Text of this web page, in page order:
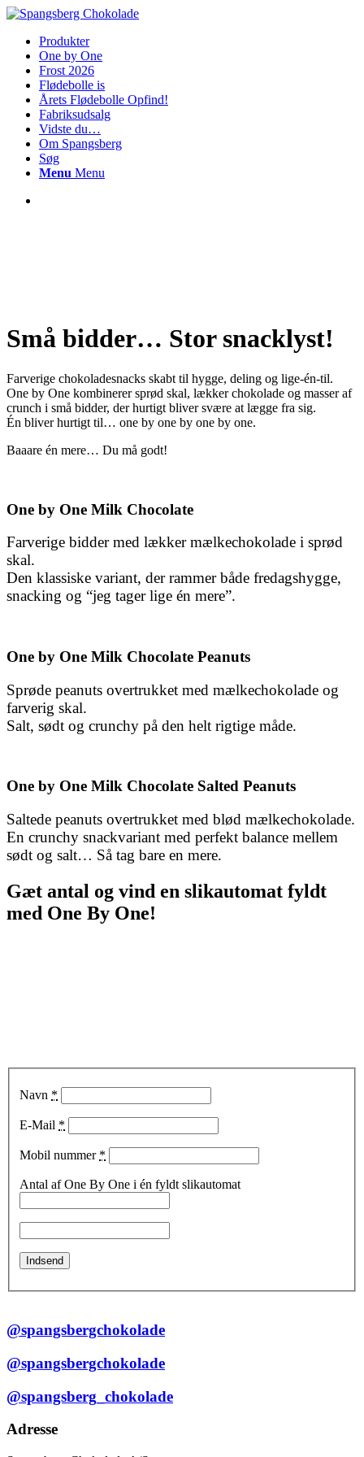
Produkter
One by One
Frost 2026
Flødebolle is
Årets Flødebolle Opfind!
Fabriksudsalg
Vidste du…
Om Spangsberg
Søg
Menu Menu
Små bidder… Stor snacklyst!
Farverige chokoladesnacks skabt til hygge, deling og lige-én-til.
One by One kombinerer sprød skal, lækker chokolade og masser af
crunch i små bidder, der hurtigt bliver svære at lægge fra sig.
Én bliver hurtigt til… one by one by one by one.
Baaare én mere… Du må godt!
One by One Milk Chocolate
Farverige bidder med lækker mælkechokolade i sprød
skal.
Den klassiske variant, der rammer både fredagshygge,
snacking og “jeg tager lige én mere”.
One by One Milk Chocolate Peanuts
Sprøde peanuts overtrukket med mælkechokolade og
farverig skal.
Salt, sødt og crunchy på den helt rigtige måde.
One by One Milk Chocolate Salted Peanuts
Saltede peanuts overtrukket med blød mælkechokolade.
En crunchy snackvariant med perfekt balance mellem
sødt og salt… Så tag bare en mere.
Gæt antal og vind en slikautomat fyldt
med One By One!
Navn *
E-Mail *
Mobil nummer *
Antal af One By One i én fyldt slikautomat
@spangsbergchokolade
@spangsbergchokolade
@spangsberg_chokolade
Adresse